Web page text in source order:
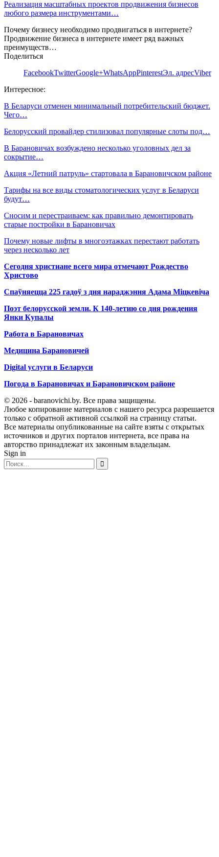
Реализация масштабных проектов продвижения бизнесов
любого размера инструментами…
Почему бизнесу необходимо продвигаться в интернете?
Продвижение бизнеса в интернете имеет ряд важных
преимуществ…
Поделиться
FacebookTwitterGoogle+WhatsAppPinterestЭл. адресViber
Интересное:
В Беларуси отменен минимальный потребительский бюджет.
Чего…
Белорусский провайдер стилизовал популярные слоты под…
В Барановичах возбуждено несколько уголовных дел за
сокрытие…
Акция «Летний патруль» стартовала в Барановичском районе
Тарифы на все виды стоматологических услуг в Беларуси
будут…
Сносим и перестраиваем: как правильно демонтировать
старые постройки в Барановичах
Почему новые лифты в многоэтажках перестают работать
через несколько лет
Сегодня христиане всего мира отмечают Рождество
Христово
Спаўняецца 225 гадоў з дня нараджэння Адама Міцкевіча
Поэт белорусской земли. К 140-летию со дня рождения
Янки Купалы
Работа в Барановичах
Медицина Барановичей
Digital услуги в Беларуси
Погода в Барановичах и Барановичском районе
© 2026 - baranovichi.by. Все права защищены.
Любое копирование материалов с нашего ресурса разрешается
только с обратной активной ссылкой на страницу статьи.
Все материалы опубликованные на сайте взяты с открытых
источников и других порталов интернета, все права на
авторство принадлежат их законным владельцам.
Sign in